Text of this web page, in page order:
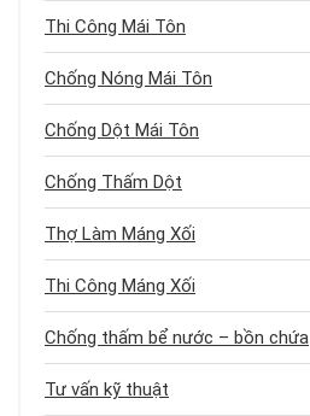
Thi Công Mái Tôn
Chống Nóng Mái Tôn
Chống Dột Mái Tôn
Chống Thấm Dột
Thợ Làm Máng Xối
Thi Công Máng Xối
Chống thấm bể nước – bồn chứa
Tư vấn kỹ thuật